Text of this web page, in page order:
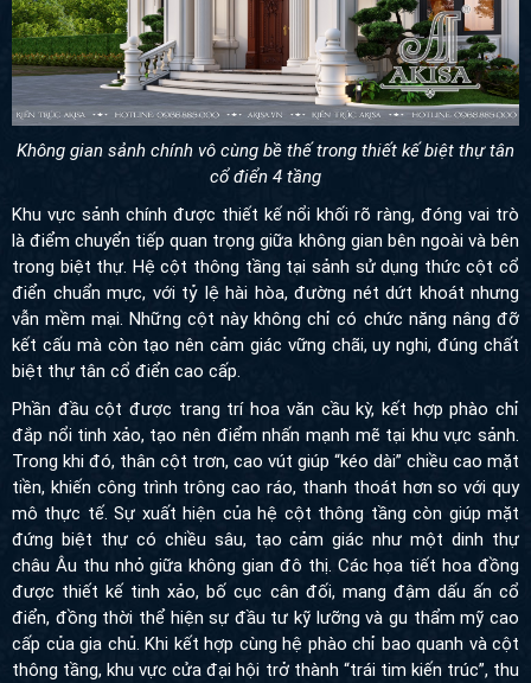
Không gian sảnh chính vô cùng bề thế trong thiết kế biệt thự tân
cổ điển 4 tầng
Khu vực sảnh chính được thiết kế nổi khối rõ ràng, đóng vai trò là
điểm chuyển tiếp quan trọng giữa không gian bên ngoài và bên
trong biệt thự. Hệ cột thông tầng tại sảnh sử dụng thức cột cổ
điển chuẩn mực, với tỷ lệ hài hòa, đường nét dứt khoát nhưng
vẫn mềm mại. Những cột này không chỉ có chức năng nâng đỡ
kết cấu mà còn tạo nên cảm giác vững chãi, uy nghi, đúng chất
biệt thự tân cổ điển cao cấp.
Phần đầu cột được trang trí hoa văn cầu kỳ, kết hợp phào chỉ
đắp nổi tinh xảo, tạo nên điểm nhấn mạnh mẽ tại khu vực sảnh.
Trong khi đó, thân cột trơn, cao vút giúp “kéo dài” chiều cao mặt
tiền, khiến công trình trông cao ráo, thanh thoát hơn so với quy
mô thực tế. Sự xuất hiện của hệ cột thông tầng còn giúp mặt
đứng biệt thự có chiều sâu, tạo cảm giác như một dinh thự châu
Âu thu nhỏ giữa không gian đô thị. Các họa tiết hoa đồng được
thiết kế tinh xảo, bố cục cân đối, mang đậm dấu ấn cổ điển, đồng
thời thể hiện sự đầu tư kỹ lưỡng và gu thẩm mỹ cao cấp của gia
chủ. Khi kết hợp cùng hệ phào chỉ bao quanh và cột thông tầng,
khu vực cửa đại hội trở thành “trái tim kiến trúc”, thu hút mọi ánh